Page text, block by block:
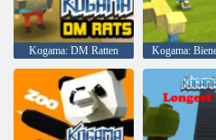
Kogama: DM Ratten